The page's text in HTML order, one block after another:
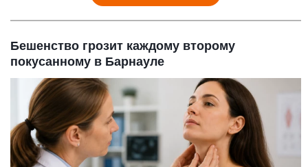
Бешенство грозит каждому второму
покусанному в Барнауле